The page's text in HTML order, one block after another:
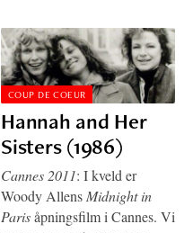
COUP DE COEUR
Hannah and Her
Sisters (1986)
Cannes 2011: I kveld er
Woody Allens Midnight in
Parisåpningsfilm i Cannes. Vi